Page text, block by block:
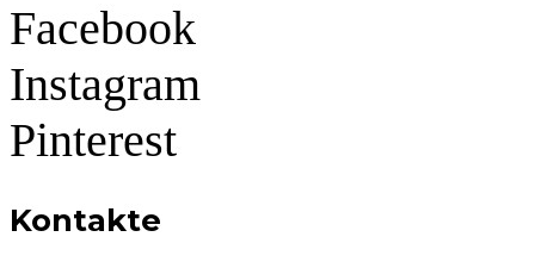
Facebook
Instagram
Pinterest
Kontakte